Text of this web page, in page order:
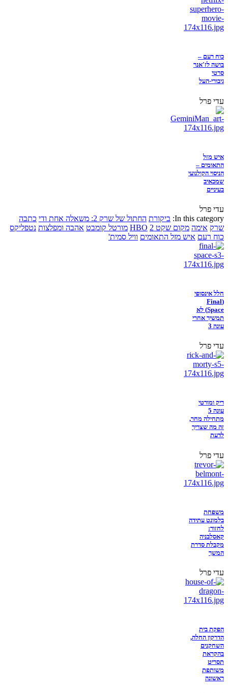
כוח רעם –
בושה לז'אנר
סרטי
גיבורי-העל
עדי פרל
איש מזל
התאומים –
הניסוי הקולנועי
שמכאיב
בעיניים
עדי פרל
In this category: ביקורת החתול של שרק 2: משאלה אחת ודי
כתבה
שרק אימה מקום שקט 2 HBO מורטל קומבט אהבה ומפלצות נטפליקס
כוח רעם איש מזל התאומים וויל סמית'
חלל אינסופי
(Final
Space) לא
תמשיך אחרי
עונה 3
עדי פרל
ריק ומורטי
עונה 5
מתחילה מחר,
זה מה שצריך
לדעת
עדי פרל
משפחת
בלמונט עתידה
לחזור:
קאסלבניה
מקבלת סדרת
המשך
עדי פרל
הפקת בית
הדרקון החלה,
השחקנים
בהקראת
תסריט
משותפת
ראשונה